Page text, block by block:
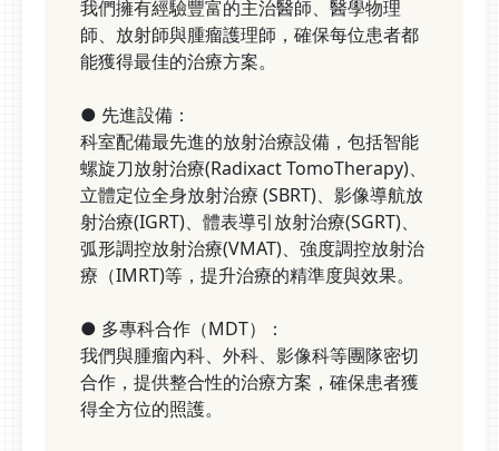
我們擁有經驗豐富的主治醫師、醫學物理
師、放射師與腫瘤護理師，確保每位患者都
能獲得最佳的治療方案。
● 先進設備：
科室配備最先進的放射治療設備，包括智能
螺旋刀放射治療(Radixact TomoTherapy)、
立體定位全身放射治療 (SBRT)、影像導航放
射治療(IGRT)、體表導引放射治療(SGRT)、
弧形調控放射治療(VMAT)、強度調控放射治
療（IMRT)等，提升治療的精準度與效果。
● 多專科合作（MDT）：
我們與腫瘤內科、外科、影像科等團隊密切
合作，提供整合性的治療方案，確保患者獲
得全方位的照護。